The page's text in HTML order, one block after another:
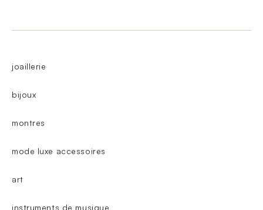
joaillerie
bijoux
montres
mode luxe accessoires
art
instruments de musique